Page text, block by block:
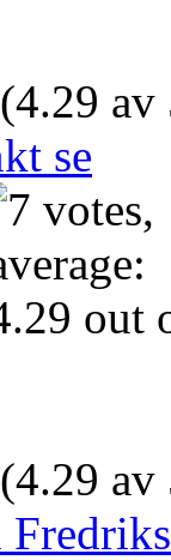
(4.29 av
se
(4.29 av